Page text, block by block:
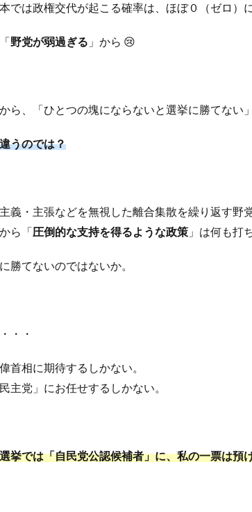
では政権交代が起こる確率は、ほぼ０（ゼロ）に
野党が弱過ぎる 」から 😢
ら、「ひとつの塊にならないと選挙に勝てない
うのでは？
義・主張などを無視した離合集散を繰り返す野
ら「圧倒的な支持を得るような政策 」は何も打
勝てないのではないか。
・・
首相に期待するしかない。
主党」にお任せするしかない。
挙では「自民党公認候補者」に、私の一票は預